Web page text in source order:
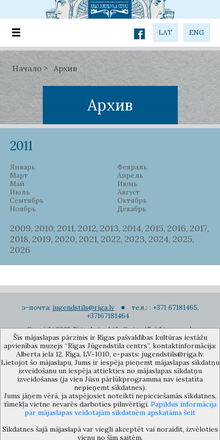
LAT ENG
Начало Архив
Архив
2011
Январь
Февраль
Март
Апрель
Май
Июнь
Июль
Август
Сентябрь
Октябрь
Ноябрь
Декабрь
2009, 2010, 2011, 2012, 2013, 2014, 2015, 2016, 2017,
2018, 2019, 2020, 2021, 2022, 2023, 2024, 2025,
2026
э-почта: jugendstils@riga.lv
тел.: : +371 67181465,
+37167181464
Copyright 2022. Rigas Jugendstila Centrs. All right reserved.
Подписаться на новости
Музей объединения культурных учереждений Рижского
самоуправления «Рижский центр югендстиля», улица Альберта 12,
Рига, LV 1010, Латвия (дверной код: 12), jugendstils@riga.lv
Šīs mājaslapas pārzinis ir Rīgas pašvaldības kultūras iestāžu
apvienības muzejs “Rīgas Jūgendstila centrs”, kontaktinformācija:
Alberta iela 12, Rīga, LV-1010, e-pasts: jugendstils@riga.lv.
Lietojot šo mājaslapu, Jums ir iespēja pieņemt mājaslapas sīkdatņu
izveidošanu un iespēja attiekties no mājaslapas sīkdatņu
izveidošanas (ja vien Jūsu pārlūkprogramma nav iestatīta
nepieņemt sīkdatnes).
Jums jāņem vērā, ja atspējosiet noteikti nepieciešamās sīkdatnes,
tīmekļa vietne nevarēs darboties pilnvērtīgi. Papildus informācija
par mājaslapas veidotajām sīkdatnēm apskatāma šeit
Sīkdatnes šajā mājaslapā var viegli akceptēt vai noraidīt, izvēloties
vienu no šīm saitēm.